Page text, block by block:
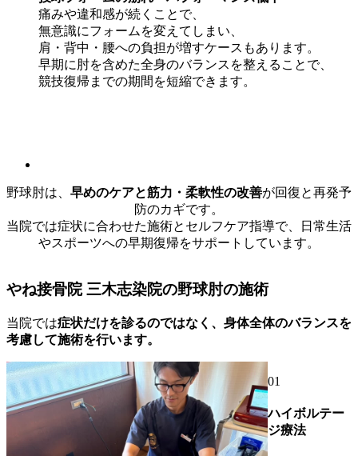
痛みや違和感が続くことで、
無意識にフォームを変えてしまい、
肩・背中・腰への負担が増すケースもあります。
早期に肘を含めた全身のバランスを整えることで、
競技復帰までの期間を短縮できます。
野球肘は、 早めのケアと筋力・柔軟性の改善が回復と再発予
防のカギです。
当院では症状に合わせた施術とセルフケア指導で、日常生活
やスポーツへの早期復帰をサポートしています。
やね接骨院 三木志染院の野球肘の施術
当院では症状だけを診るのではなく、身体全体のバランスを
考慮して施術を行います。
01
ハイボルテー
ジ療法